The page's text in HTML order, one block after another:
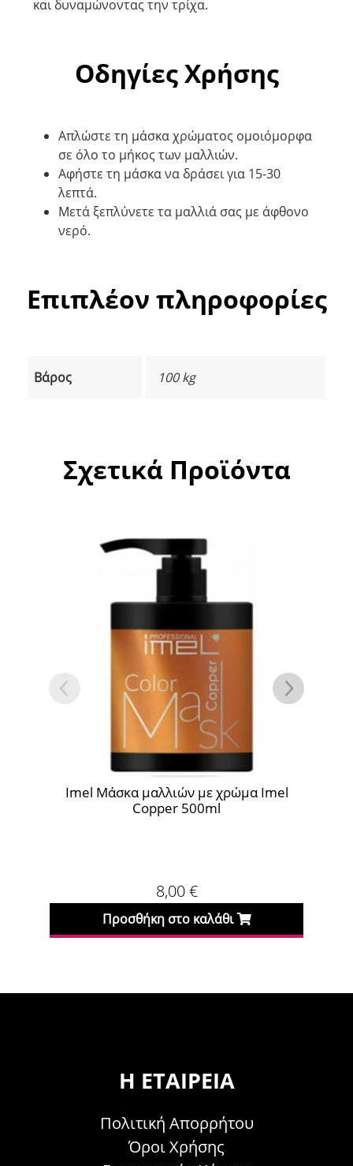
και δυναμώνοντας την τρίχα.
Οδηγίες Χρήσης
Απλώστε τη μάσκα χρώματος ομοιόμορφα
σε όλο το μήκος των μαλλιών.
Αφήστε τη μάσκα να δράσει για 15-30
λεπτά.
Μετά ξεπλύνετε τα μαλλιά σας με άφθονο
νερό.
Επιπλέον πληροφορίες
Βάρος 100 kg
Σχετικά Προϊόντα
Imel Μάσκα μαλλιών με χρώμα Imel
Copper 500ml
8,00€
Προσθήκη στο καλάθι
Η ΕΤΑΙΡΕΊΑ
Πολιτική Απορρήτου
Όροι Χρήσης